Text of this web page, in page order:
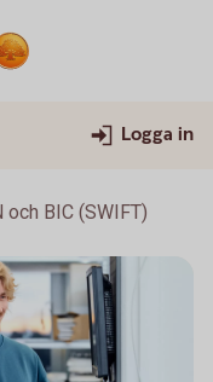
Logga in
och BIC (SWIFT)